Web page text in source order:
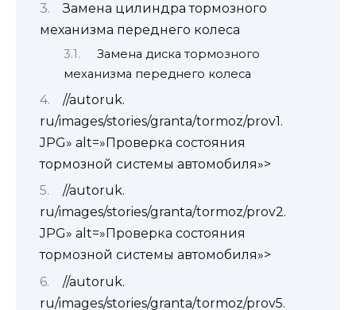
Замена цилиндра тормозного
механизма переднего колеса
Замена диска тормозного
механизма переднего колеса
//autoruk.
ru/images/stories/granta/tormoz/prov1.
JPG» alt=»Проверка состояния
тормозной системы автомобиля»>
//autoruk.
ru/images/stories/granta/tormoz/prov2.
JPG» alt=»Проверка состояния
тормозной системы автомобиля»>
//autoruk.
ru/images/stories/granta/tormoz/prov5.